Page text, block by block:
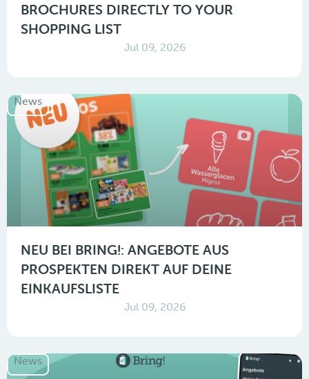
BROCHURES DIRECTLY TO YOUR
SHOPPING LIST
Jul 09, 2026
News
NEU BEI BRING!: ANGEBOTE AUS
PROSPEKTEN DIREKT AUF DEINE
EINKAUFSLISTE
Jul 09, 2026
News